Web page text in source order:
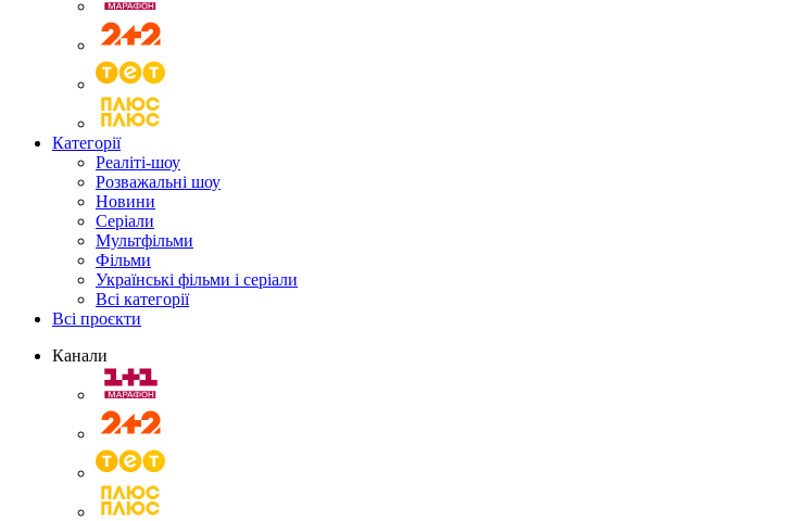
Категорії
Реаліті-шоу
Розважальні шоу
Новини
Серіали
Мультфільми
Фільми
Українські фільми і серіали
Всі категорії
Всі проєкти
Канали